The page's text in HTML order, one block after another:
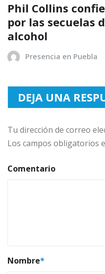
Phil Collins
por las secuelas
alcohol
Presencia en Puebla
DEJA UNA
Tu dirección de correo
Los campos obligatorios
Comentario
Nombre*